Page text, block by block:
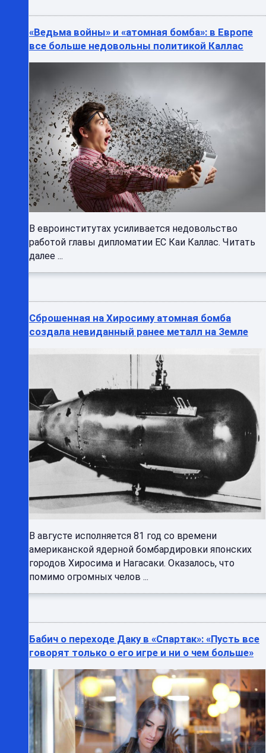
«Ведьма войны» и «атомная бомба»: в Европе
все больше недовольны политикой Каллас
В евроинститутах усиливается недовольство
работой главы дипломатии ЕС Каи Каллас. Читать
далее ...
Сброшенная на Хиросиму атомная бомба
создала невиданный ранее металл на Земле
В августе исполняется 81 год со времени
американской ядерной бомбардировки японских
городов Хиросима и Нагасаки. Оказалось, что
помимо огромных челов ...
Бабич о переходе Даку в «Спартак»: «Пусть все
говорят только о его игре и ни о чем больше»